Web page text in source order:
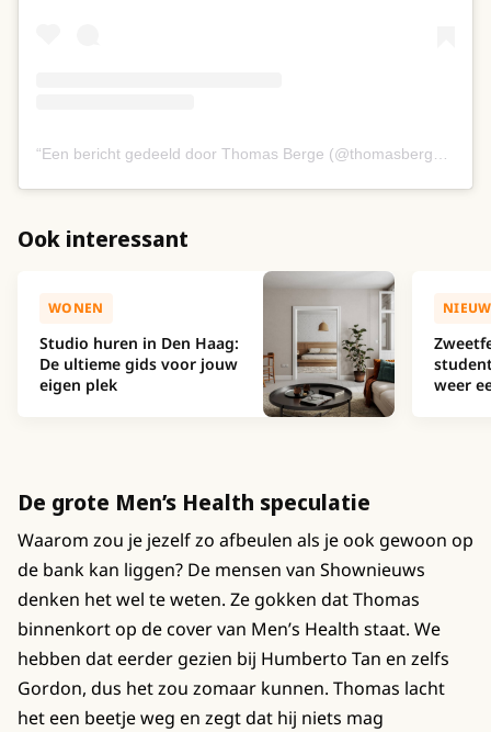
Een bericht gedeeld door Thomas Berge (@thomasbergeofficial)
Ook interessant
WONEN
Studio huren in Den Haag:
De ultieme gids voor jouw
eigen plek
weer
De grote Men’s Health speculatie
Waarom zou je jezelf zo afbeulen als je ook gewoon op
de bank kan liggen? De mensen van Shownieuws
denken het wel te weten. Ze gokken dat Thomas
binnenkort op de cover van Men’s Health staat. We
hebben dat eerder gezien bij Humberto Tan en zelfs
Gordon, dus het zou zomaar kunnen. Thomas lacht
het een beetje weg en zegt dat hij niets mag